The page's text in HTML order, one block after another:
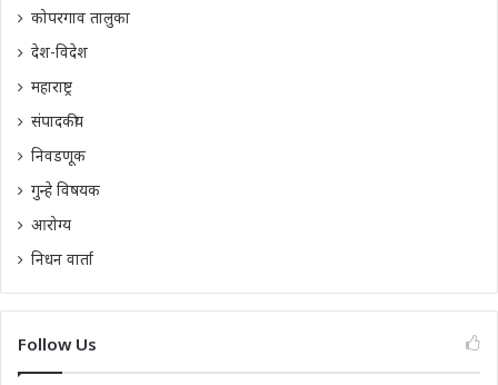
कोपरगाव तालुका
देश-विदेश
महाराष्ट्र
संपादकीय
निवडणूक
गुन्हे विषयक
आरोग्य
निधन वार्ता
Follow Us